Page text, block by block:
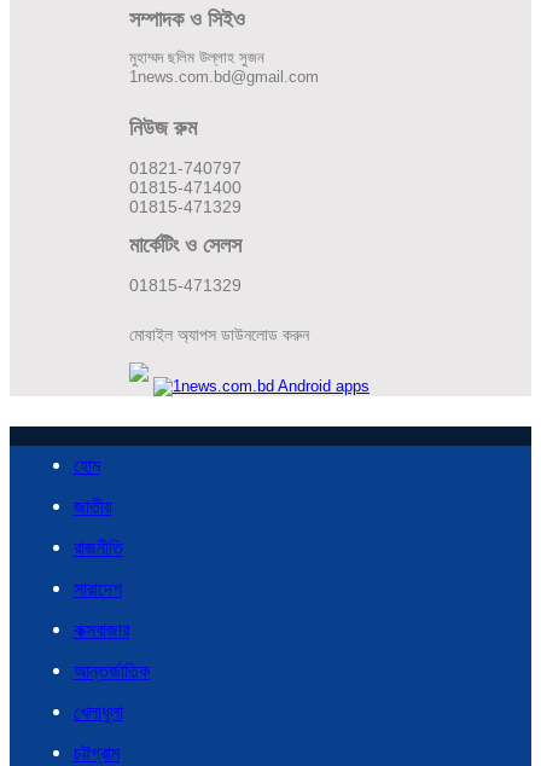
সম্পাদক ও সিইও
মুহাম্মদ ছলিম উল্লাহ সুজন
1news.com.bd@gmail.com
নিউজ রুম
01821-740797
01815-471400
01815-471329
মার্কেটিং ও সেলস
01815-471329
মোবাইল অ্যাপস ডাউনলোড করুন
হোম
জাতীয়
রাজনীতি
সারাদেশ
কক্সবাজার
আন্তর্জাতিক
খেলাধুলা
চট্টগ্রাম